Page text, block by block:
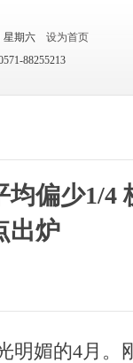
星期六
设为首页
88255213
偏少1/4
出炉
明媚的4月。